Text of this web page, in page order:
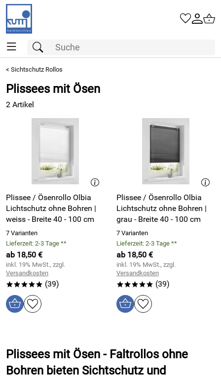
< Sichtschutz Rollos
Plissees mit Ösen
2 Artikel
Plissee / Ösenrollo Olbia
Lichtschutz ohne Bohren |
weiss - Breite 40 - 100 cm
7 Varianten
Lieferzeit: 2-3 Tage **
ab 18,50 €
inkl. 19% MwSt., zzgl.
Versandkosten
***** (39)
Plissee / Ösenrollo Olbia
Lichtschutz ohne Bohren |
grau - Breite 40 - 100 cm
7 Varianten
Lieferzeit: 2-3 Tage **
ab 18,50 €
inkl. 19% MwSt., zzgl.
Versandkosten
***** (39)
Plissees mit Ösen - Faltrollos ohne
Bohren bieten Sichtschutz und